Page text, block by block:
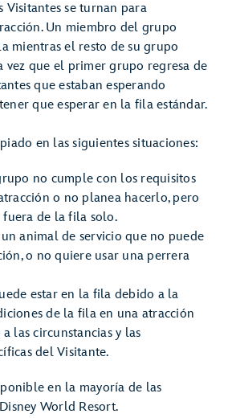
Visitantes se turnan para
Un miembro del grupo
mientras el resto de su grupo
vez que el primer grupo regresa de
que estaban esperando
que esperar en la fila estándar.
en las siguientes situaciones:
no cumple con los requisitos
o no planea hacerlo, pero
fuera de la fila solo.
animal de servicio que no puede
o no quiere usar una perrera
estar en la fila debido a la
de la fila en una atracción
las circunstancias y las
del Visitante.
en la mayoría de las
World Resort.